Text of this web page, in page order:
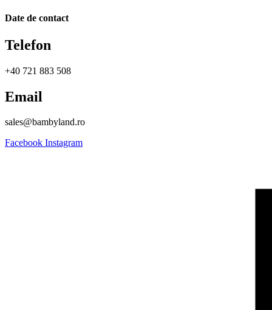
Date de contact
Telefon
+40 721 883 508
Email
sales@bambyland.ro​
Facebook Instagram